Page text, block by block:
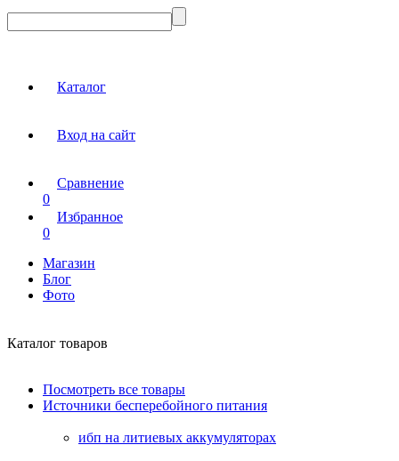
Каталог
Вход на сайт
Сравнение
0
Избранное
0
Магазин
Блог
Фото
Каталог товаров
Посмотреть все товары
Источники бесперебойного питания
ибп на литиевых аккумуляторах